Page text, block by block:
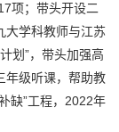
项；带头开设二
大学科教师与江苏
划”，带头加强高
年级听课，帮助教
缺”工程，2022年